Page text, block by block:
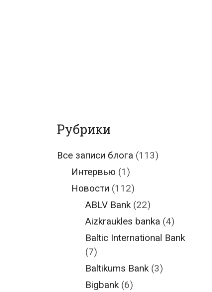
Рубрики
Все записи блога (113)
Интервью (1)
Новости (112)
ABLV Bank (22)
Aizkraukles banka (4)
Baltic International Bank
(7)
Baltikums Bank (3)
Bigbank (6)